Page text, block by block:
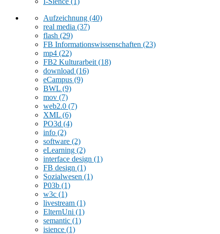
Aufzeichnung (40)
real media (37)
flash (29)
FB Informationswissenschaften (23)
mp4 (22)
FB2 Kulturarbeit (18)
download (16)
eCampus (9)
BWL (9)
mov (7)
web2.0 (7)
XML (6)
PO3d (4)
info (2)
software (2)
eLearning (2)
interface design (1)
FB design (1)
Sozialwesen (1)
P03b (1)
w3c (1)
livestream (1)
ElternUni (1)
semantic (1)
isience (1)